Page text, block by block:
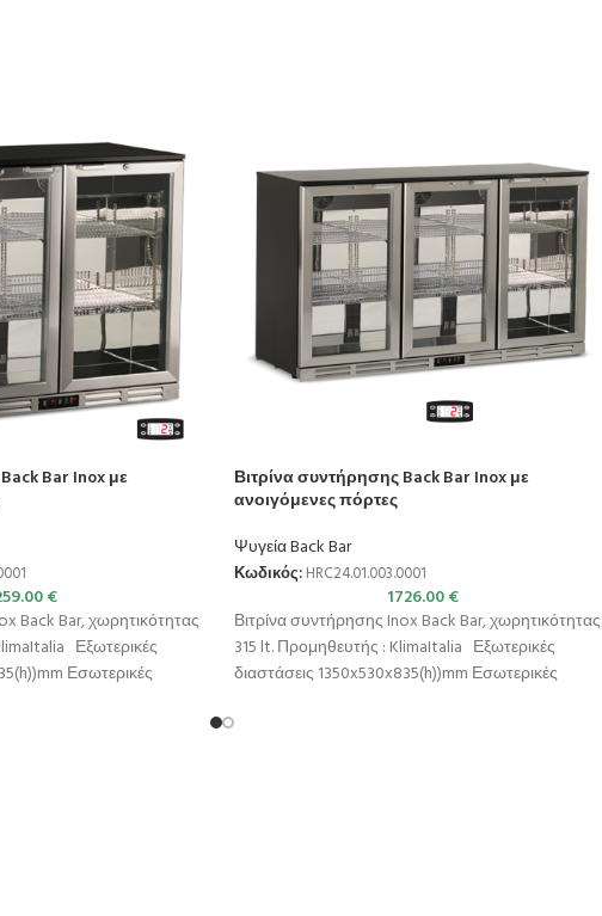
Bar Inox με
€
Back Bar, χωρητικότητας
Εξωτερικές
Εσωτερικές
Βιτρίνα συντήρησης Back Bar Inox με
ανοιγόμενες πόρτες
Ψυγεία Back Bar
Κωδικός: HRC24.01.003.0001
1726.00€
Βιτρίνα συντήρησης Inox Back Bar, χωρητικότητας
315 lt. Προμηθευτής : KlimaItalia Εξωτερικές
διαστάσεις 1350x530x835(h))mm Εσωτερικές